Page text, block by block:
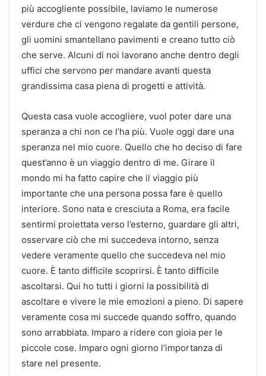
più accogliente possibile, laviamo le numerose
verdure che ci vengono regalate da gentili persone,
gli uomini smantellano pavimenti e creano tutto ciò
che serve. Alcuni di noi lavorano anche dentro degli
uffici che servono per mandare avanti questa
grandissima casa piena di progetti e attività.
Questa casa vuole accogliere, vuol poter dare una
speranza a chi non ce l’ha più. Vuole oggi dare una
speranza nel mio cuore. Quello che ho deciso di fare
quest’anno è un viaggio dentro di me. Girare il
mondo mi ha fatto capire che il viaggio più
importante che una persona possa fare è quello
interiore. Sono nata e cresciuta a Roma, era facile
sentirmi proiettata verso l’esterno, guardare gli altri,
osservare ciò che mi succedeva intorno, senza
vedere veramente quello che succedeva nel mio
cuore. È tanto difficile scoprirsi. È tanto difficile
ascoltarsi. Qui ho tutti i giorni la possibilità di
ascoltare e vivere le mie emozioni a pieno. Di sapere
veramente cosa mi succede quando soffro, quando
sono arrabbiata. Imparo a ridere con gioia per le
piccole cose. Imparo ogni giorno l’importanza di
stare nel presente.